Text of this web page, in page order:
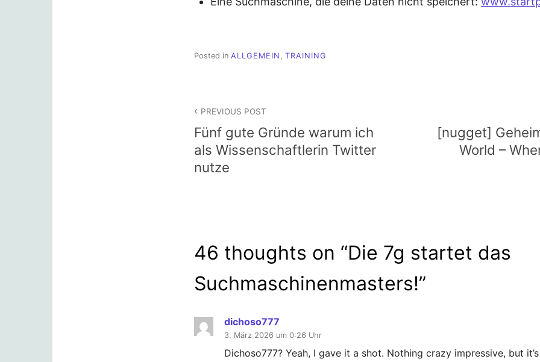
Posted in ALLGEMEIN TRAINING
PREVIOUS POST
Fünf gute Gründe warum ich
als Wissenschaftlerin Twitter
nutze
[nugget]
World –
46 thoughts on “Die 7g startet das
Suchmaschinenmasters!”
dichoso777
3. März 2026 um 0:26 Uhr
Dichoso777? Yeah, I gave it a shot. Nothing crazy impressive, but